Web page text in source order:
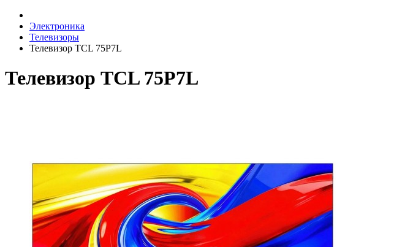
Электроника
Телевизоры
Телевизор TCL 75P7L
Телевизор TCL 75P7L